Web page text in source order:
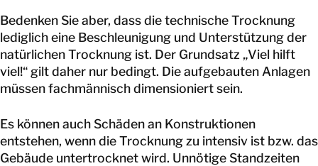
Bedenken Sie aber, dass die technische Trocknung
lediglich eine Beschleunigung und Unterstützung der
natürlichen Trocknung ist. Der Grundsatz „Viel hilft
viel!“ gilt daher nur bedingt. Die aufgebauten Anlagen
müssen fachmännisch dimensioniert sein.
Es können auch Schäden an Konstruktionen
entstehen, wenn die Trocknung zu intensiv ist bzw. das
Gebäude untertrocknet wird. Unnötige Standzeiten